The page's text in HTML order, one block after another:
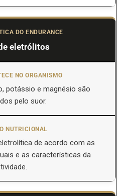
eletrólitos
potássio e magnésio são
pelo suor.
de acordo com as
e as características da